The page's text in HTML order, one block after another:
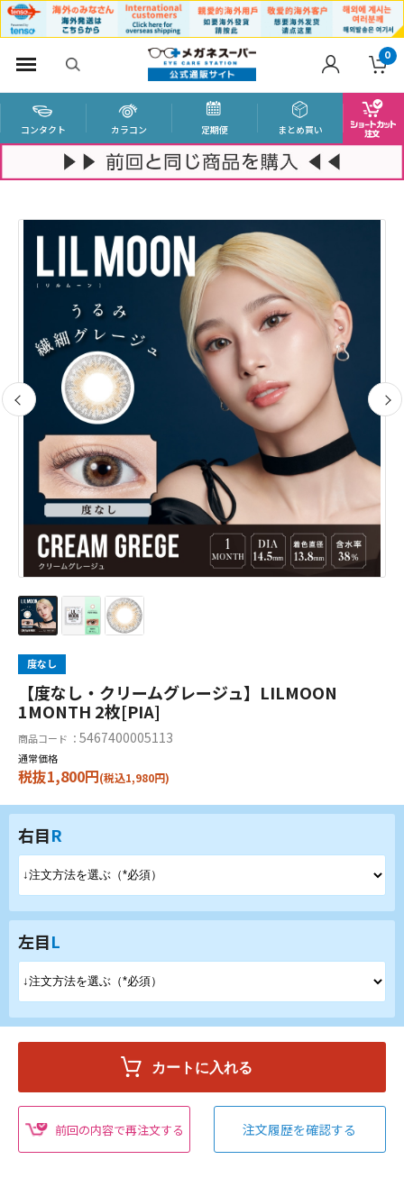
0
コンタクト カラコン 定期便 まとめ買い
度なし
【度なし・クリームグレージュ】LILMOON
1MONTH 2枚[PIA]
商品コード ： 5467400005113
通常価格
税抜1,800円(税込1,980円)
右目R
左目L
前回の内容で再注文する 注文履歴を確認する